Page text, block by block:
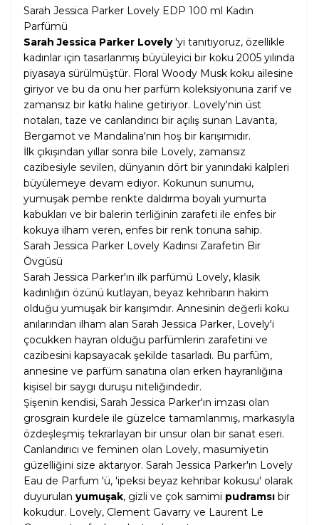
Sarah Jessica Parker Lovely EDP 100 ml Kadın
Parfümü
Sarah Jessica Parker Lovely'yi tanıtıyoruz, özellikle
kadınlar için tasarlanmış büyüleyici bir koku 2005 yılında
piyasaya sürülmüştür. Floral Woody Musk koku ailesine
giriyor ve bu da onu her parfüm koleksiyonuna zarif ve
zamansız bir katkı haline getiriyor. Lovely'nin üst
notaları, taze ve canlandırıcı bir açılış sunan Lavanta,
Bergamot ve Mandalina'nın hoş bir karışımıdır.
İlk çıkışından yıllar sonra bile Lovely, zamansız
cazibesiyle sevilen, dünyanın dört bir yanındaki kalpleri
büyülemeye devam ediyor. Kokunun sunumu,
yumuşak pembe renkte daldırma boyalı yumurta
kabukları ve bir balerin terliğinin zarafeti ile enfes bir
kokuya ilham veren, enfes bir renk tonuna sahip.
Sarah Jessica Parker Lovely Kadınsı Zarafetin Bir
Övgüsü
Sarah Jessica Parker'ın ilk parfümü Lovely, klasik
kadınlığın özünü kutlayan, beyaz kehribarın hakim
olduğu yumuşak bir karışımdır. Annesinin değerli koku
anılarından ilham alan Sarah Jessica Parker, Lovely'i
çocukken hayran olduğu parfümlerin zarafetini ve
cazibesini kapsayacak şekilde tasarladı. Bu parfüm,
annesine ve parfüm sanatına olan erken hayranlığına
kişisel bir saygı duruşu niteliğindedir.
Şişenin kendisi, Sarah Jessica Parker'ın imzası olan
grosgrain kurdele ile güzelce tamamlanmış, markasıyla
özdeşleşmiş tekrarlayan bir unsur olan bir sanat eseri.
Canlandırıcı ve feminen olan Lovely, masumiyetin
güzelliğini size aktarıyor. Sarah Jessica Parker'ın Lovely
Eau de Parfum 'ü, 'ipeksi beyaz kehribar kokusu' olarak
duyurulan yumuşak, gizli ve çok samimi pudramsı bir
kokudur. Lovely, Clement Gavarry ve Laurent Le